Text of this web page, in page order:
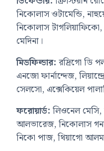
নিকোলাস ওটামেন্ডি,
নিকোলাস টাগলিয়াফিকো,
মেদিনা।
মিডফিল্ডার: রদ্রিগো ডি
এনজো ফার্নান্দেজ,
সেলসো, এক্সেকিয়েল
ফরোয়ার্ড: লিওনেল মেসি,
আলভারেজ, নিকোলাস
নিকো পাজ, থিয়াগো